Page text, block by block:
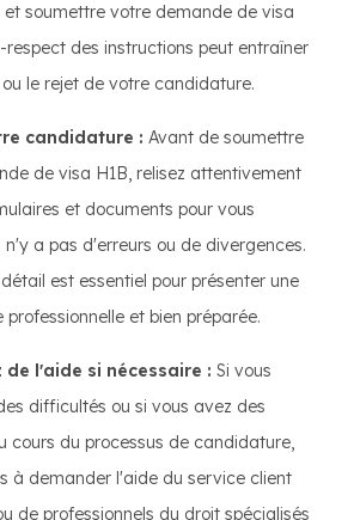
et soumettre votre demande de visa
respect des instructions peut entraîner
le rejet de votre candidature.
candidature : Avant de soumettre
de visa H1B, relisez attentivement
et documents pour vous
n'y a pas d'erreurs ou de divergences.
est essentiel pour présenter une
et bien préparée.
de l'aide si nécessaire : Si vous
difficultés ou si vous avez des
cours du processus de candidature,
à demander l'aide du service client
de professionnels du droit spécialisés